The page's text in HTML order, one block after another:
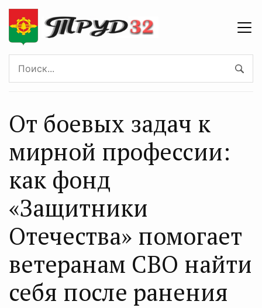
От боевых задач к
мирной профессии:
как фонд
«Защитники
Отечества» помогает
ветеранам СВО найти
себя после ранения